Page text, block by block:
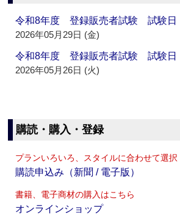
令和8年度 登録販売者試験 試験日
2026年05月29日 (金)
令和8年度 登録販売者試験 試験日
2026年05月26日 (火)
購読・購入・登録
プランいろいろ、スタイルに合わせて選択
購読申込み（新聞 / 電子版）
書籍、電子商材の購入はこちら
オンラインショップ